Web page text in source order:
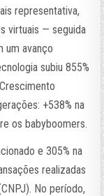
representativa,
virtuais — seguida
um avanço
subiu 855%
+538% na
os babyboomers.
e 305% na
realizadas
No período,